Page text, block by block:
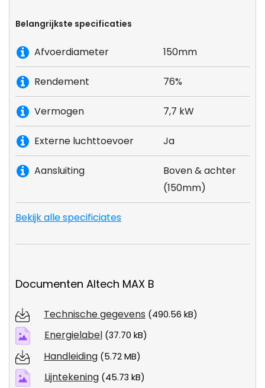
Belangrijkste specificaties
Afvoerdiameter 150mm
Rendement 76%
Vermogen 7,7 kW
Externe luchttoevoer Ja
Aansluiting
Boven & achter
(150mm)
Bekijk alle specificiates
Documenten Altech MAX B
Technische gegevens (490.56 kB)
Energielabel (37.70 kB)
Handleiding (5.72 MB)
Lijntekening (45.73 kB)